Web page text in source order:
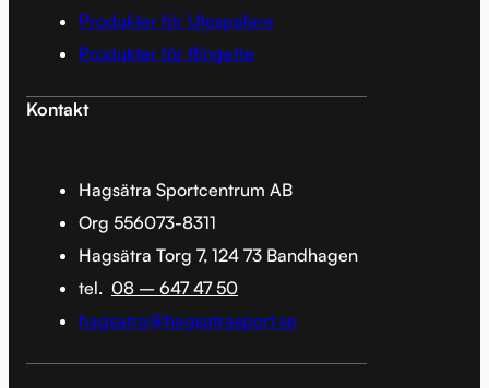
Produkter för Utespelare
Produkter för Ringette
Kontakt
Hagsätra Sportcentrum AB
Org 556073-8311
Hagsätra Torg 7, 124 73 Bandhagen
tel. 08 – 647 47 50
hagsatra@hagsatrasport.se